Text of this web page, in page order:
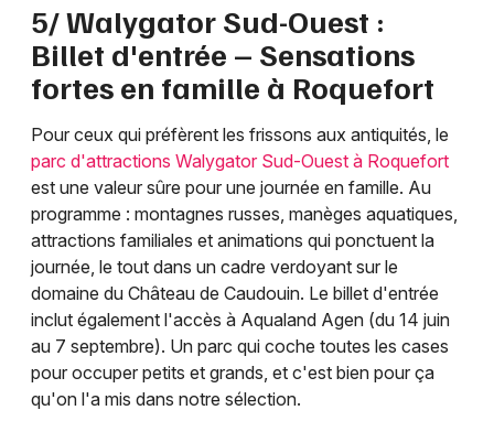
5/ Walygator Sud-Ouest :
Billet d'entrée – Sensations
fortes en famille à Roquefort
Pour ceux qui préfèrent les frissons aux antiquités, le
parc d'attractions Walygator Sud-Ouest à Roquefort
est une valeur sûre pour une journée en famille. Au
programme : montagnes russes, manèges aquatiques,
attractions familiales et animations qui ponctuent la
journée, le tout dans un cadre verdoyant sur le
domaine du Château de Caudouin. Le billet d'entrée
inclut également l'accès à Aqualand Agen (du 14 juin
au 7 septembre). Un parc qui coche toutes les cases
pour occuper petits et grands, et c'est bien pour ça
qu'on l'a mis dans notre sélection.